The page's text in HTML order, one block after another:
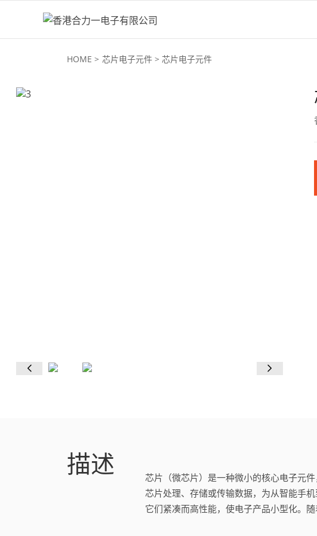
HOME 芯片电子元件 芯片电子元件
描述 芯片（微芯片）是一种微小的核心电子元件
芯片处理、存储或传输数据，为从智能手机
它们紧凑而高性能，使电子产品小型化。